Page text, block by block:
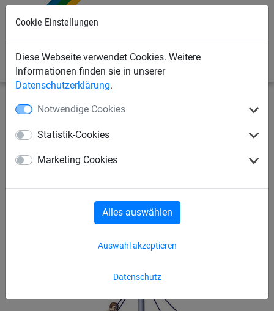
Cookie Einstellungen
Diese Webseite verwendet Cookies. Weitere
Informationen finden sie in unserer
Datenschutzerklärung.
Notwendige Cookies
Statistik-Cookies
Marketing Cookies
Datenschutz
Auswahl akzeptieren
Alles auswählen
Seilspielgeräte Seilspielgeräte für Kinder ab 3 Jahren
X-Pyramide Midi